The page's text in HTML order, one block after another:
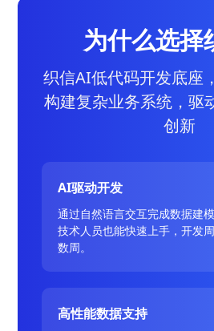
为什么选择
织信AI低代码开发底座
构建复杂业务系统，驱
创新
AI驱动开发
通过自然语言交互完成数据建
技术人员也能快速上手，开发
数周。
高性能数据支持